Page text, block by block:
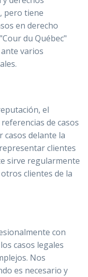
pero tiene
en derecho
du Québec"
varios
el
de casos
delante la
clientes
sirve regularmente
clientes de la
con
casos legales
Nos
es necesario y